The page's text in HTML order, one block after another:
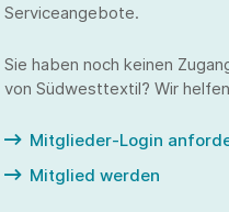
Serviceangebote.
Sie haben noch keinen
von Südwesttextil? Wir
Mitglieder-Login
Mitglied werden